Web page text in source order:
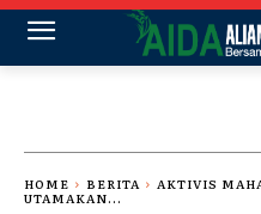
HOME BERITA
AKTIVIS
UTAMAKAN...